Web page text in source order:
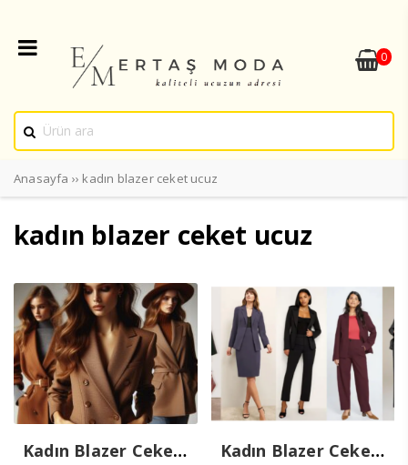
0
Anasayfa ›› kadın blazer ceket ucuz
kadın blazer ceket ucuz
Kadın Blazer Ceket Modelleri Yeni Modeller Kadın Blazer Ceketleri Yeni Sezon